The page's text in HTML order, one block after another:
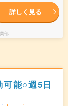
詳しく見る
部
能○週5日